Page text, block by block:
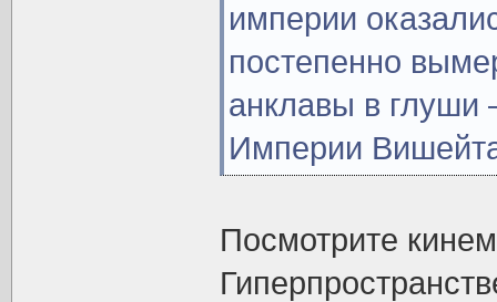
империи
постепенно
анклавы в глуши
Империи
Посмотрите